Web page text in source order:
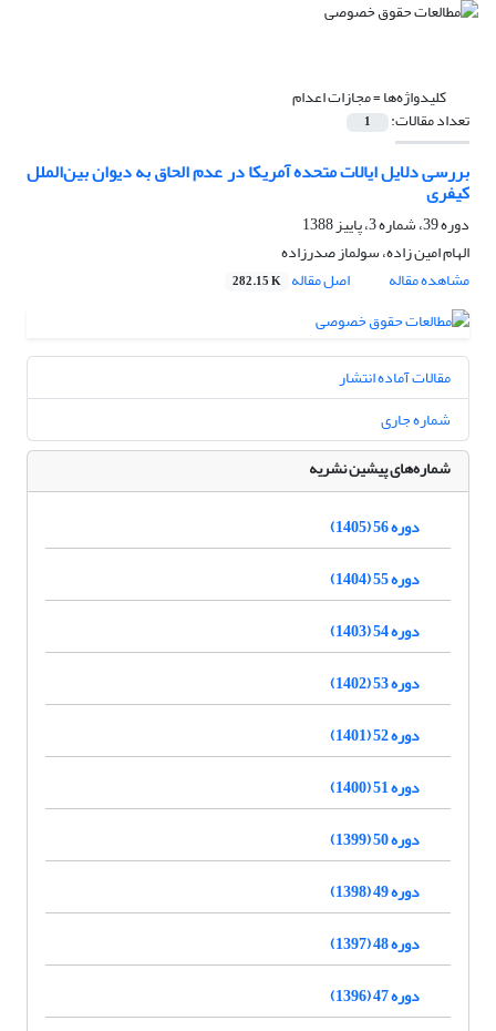
کلیدواژه‌ها =مجازات اعدام
تعداد مقالات: 1
بررسی دلایل ایالات متحده آمریکا در عدم الحاق به دیوان ‌بین‌الملل
کیفری
دوره 39، شماره 3، پاییز 1388
الهام امین زاده، سولماز صدرزاده
مشاهده مقاله
اصل مقاله 282.15 K
مقالات آماده انتشار
شماره جاری
شماره‌های پیشین نشریه
دوره 56 (1405)
دوره 55 (1404)
دوره 54 (1403)
دوره 53 (1402)
دوره 52 (1401)
دوره 51 (1400)
دوره 50 (1399)
دوره 49 (1398)
دوره 48 (1397)
دوره 47 (1396)